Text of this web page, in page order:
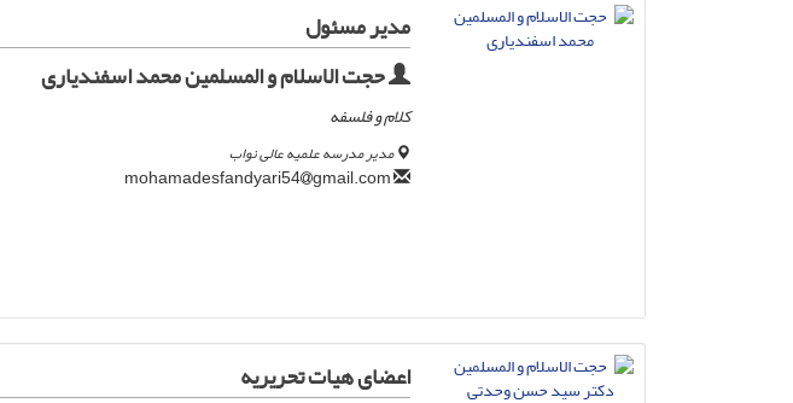
مدیر مسئول
حجت الاسلام و المسلمین محمد اسفندیاری
کلام و فلسفه
مدیر مدرسه علمیه عالی نواب
gmail.com
اعضای هیات تحریریه